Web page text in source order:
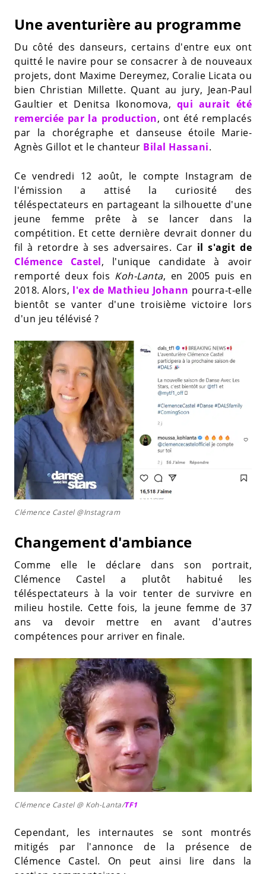
Une aventurière au programme
Du côté des danseurs, certains d'entre eux ont
quitté le navire pour se consacrer à de nouveaux
projets, dont Maxime Dereymez, Coralie Licata ou
bien Christian Millette. Quant au jury, Jean-Paul
Gaultier et Denitsa Ikonomova, qui aurait été
remerciée par la production, ont été remplacés
par la chorégraphe et danseuse étoile Marie-
Agnès Gillot et le chanteur Bilal Hassani.
Ce vendredi 12 août, le compte Instagram de
l'émission a attisé la curiosité des
téléspectateurs en partageant la silhouette d'une
jeune femme prête à se lancer dans la
compétition. Et cette dernière devrait donner du
fil à retordre à ses adversaires. Car il s'agit de
Clémence Castel, l'unique candidate à avoir
remporté deux fois Koh-Lanta, en 2005 puis en
2018. Alors, l'ex de Mathieu Johann pourra-t-elle
bientôt se vanter d'une troisième victoire lors
d'un jeu télévisé ?
Clémence Castel @Instagram
Changement d'ambiance
Comme elle le déclare dans son portrait,
Clémence Castel a plutôt habitué les
téléspectateurs à la voir tenter de survivre en
milieu hostile. Cette fois, la jeune femme de 37
ans va devoir mettre en avant d'autres
compétences pour arriver en finale.
Clémence Castel @ Koh-Lanta/TF1
Cependant, les internautes se sont montrés
mitigés par l'annonce de la présence de
Clémence Castel. On peut ainsi lire dans la